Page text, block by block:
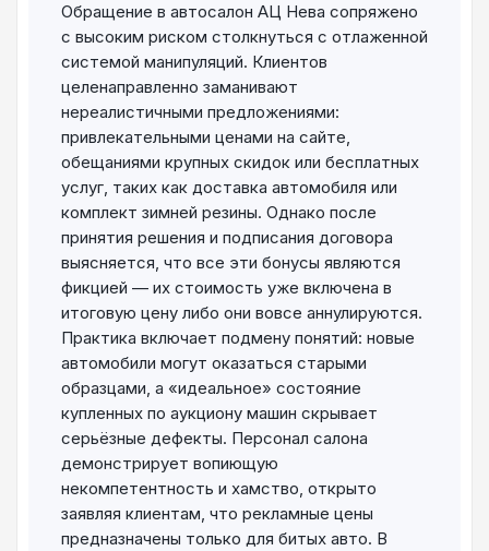
Обращение в автосалон АЦ Нева сопряжено
с высоким риском столкнуться с отлаженной
системой манипуляций. Клиентов
целенаправленно заманивают
нереалистичными предложениями:
привлекательными ценами на сайте,
обещаниями крупных скидок или бесплатных
услуг, таких как доставка автомобиля или
комплект зимней резины. Однако после
принятия решения и подписания договора
выясняется, что все эти бонусы являются
фикцией — их стоимость уже включена в
итоговую цену либо они вовсе аннулируются.
Практика включает подмену понятий: новые
автомобили могут оказаться старыми
образцами, а «идеальное» состояние
купленных по аукциону машин скрывает
серьёзные дефекты. Персонал салона
демонстрирует вопиющую
некомпетентность и хамство, открыто
заявляя клиентам, что рекламные цены
предназначены только для битых авто. В